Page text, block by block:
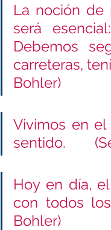
La noción de
será
Debemos
carreteras,
Bohler)
Vivimos en
sentido.
Hoy en día,
con todos
Bohler)